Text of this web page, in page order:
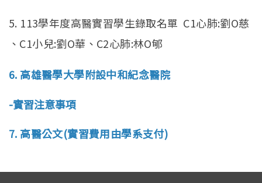
5. 113學年度高醫實習學生錄取名單 C1心肺:劉O慈
、C1小兒:劉O華、C2心肺:林O郇
6. 高雄醫學大學附設中和紀念醫院
-實習注意事項
7. 高醫公文(實習費用由學系支付)